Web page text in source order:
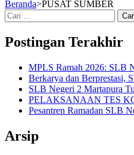
Beranda>PUSAT SUMBER
Cari
untuk:
Postingan Terakhir
MPLS Ramah 2026: SLB
Berkarya dan Berprestasi,
SLB Negeri 2 Martapura
PELAKSANAAN TES
Pesantren Ramadan SLB
Arsip